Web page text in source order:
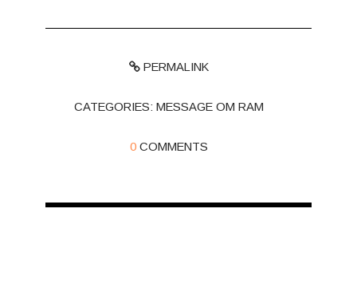
PERMALINK
CATEGORIES:MESSAGE OM RAM
0 COMMENTS